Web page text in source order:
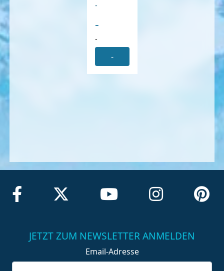
-
-
-
-
JETZT ZUM NEWSLETTER ANMELDEN
Email-Adresse